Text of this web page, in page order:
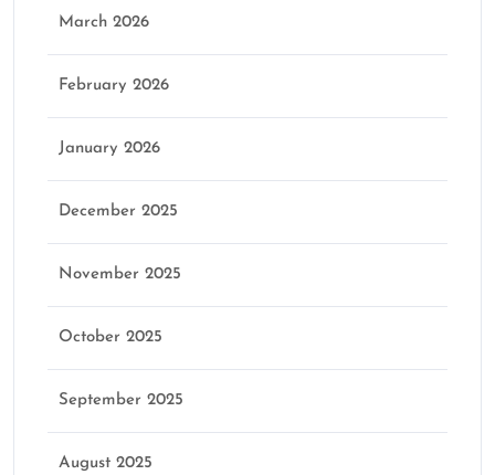
March 2026
February 2026
January 2026
December 2025
November 2025
October 2025
September 2025
August 2025